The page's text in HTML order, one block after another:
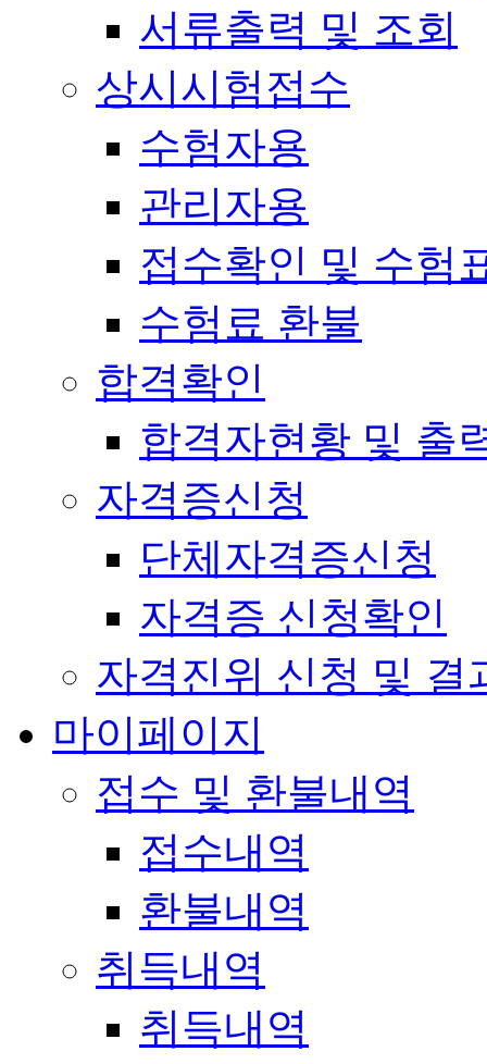
서류출력 및 조회
상시시험접수
수험자용
관리자용
접수확인 및 수험
수험료 환불
합격확인
합격자현황 및 출
자격증신청
단체자격증신청
자격증 신청확인
자격진위 신청 및 결
마이페이지
접수 및 환불내역
접수내역
환불내역
취득내역
취득내역